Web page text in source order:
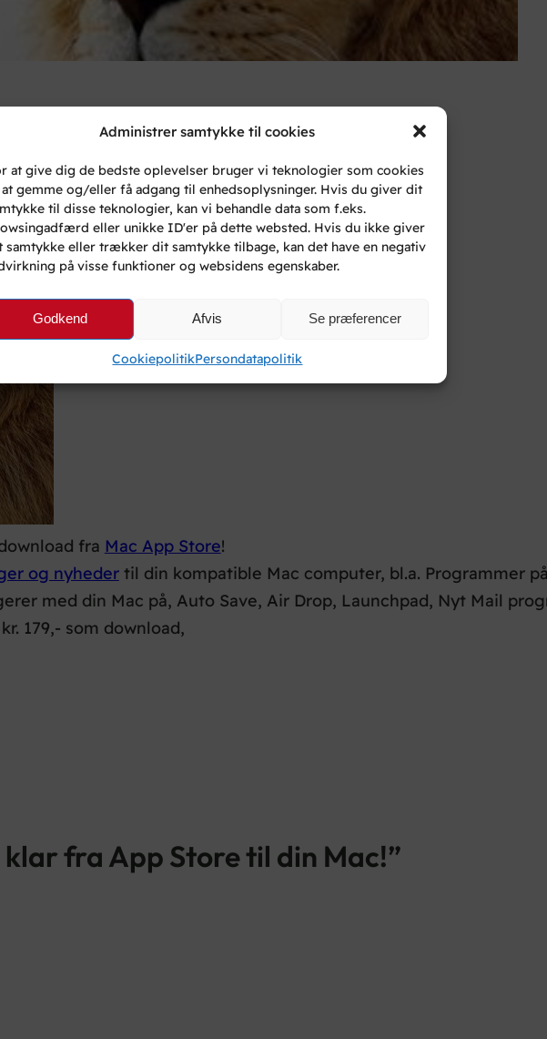
Administrer samtykke til cookies
at give dig de bedste oplevelser bruger vi teknologier som cookies
gemme og/eller få adgang til enhedsoplysninger. Hvis du giver dit
til disse teknologier, kan vi behandle data som f.eks.
eller unikke ID'er på dette websted. Hvis du ikke giver
samtykke eller trækker dit samtykke tilbage, kan det have en negativ
på visse funktioner og websidens egenskaber.
Godkend Afvis Se præferencer
CookiepolitikPersondatapolitik
fra Mac App Store!
og nyhedertil din kompatible Mac computer, bl.a. Programmer
med din Mac på, Auto Save, Air Drop, Launchpad, Nyt Mail
179,- som download,
fra App Store til din Mac!”